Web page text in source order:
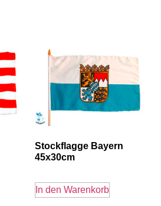
Stockflagge Bayern
45x30cm
In den Warenkorb